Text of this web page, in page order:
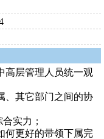
高层管理人员统一观
、其它部门之间的协
实力；
何更好的带领下属完